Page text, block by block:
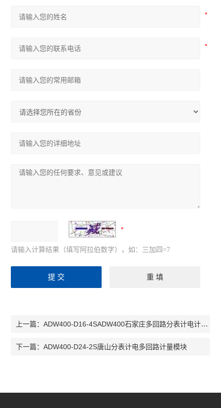
AGF-IM 光伏直流绝缘监测装置
APV-M系列智能光伏汇流箱
可编程温湿度控制器
ARTM系列温度巡检测控仪
ALP智能型低压线路保护装置
ARTU系列四遥单元
AMC16 系列监控装置
PZ系列可编程智能电测仪表
查看全部 >>
请输入计算结果（填写阿拉伯数字），如：三加四=7
上一篇：ADW400-D16-4SADW400石家庄多回路分表计电计量模块
下一篇：ADW400-D24-2S唐山分表计电多回路计量模块